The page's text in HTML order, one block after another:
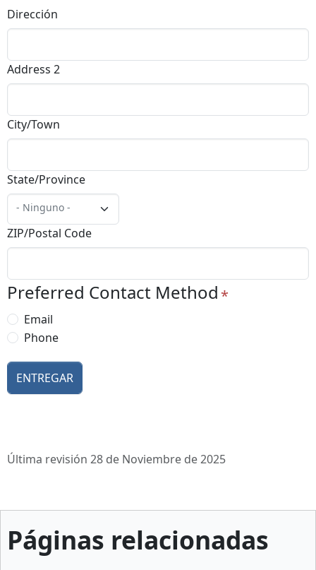
Dirección
Address 2
City/Town
State/Province
- Ninguno -
ZIP/Postal Code
Preferred Contact Method
Email
Phone
Última revisión 28 de Noviembre de 2025
Páginas relacionadas